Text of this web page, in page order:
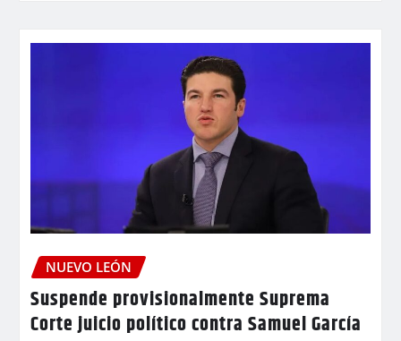
NUEVO LEÓN
Suspende provisionalmente Suprema
Corte juicio político contra Samuel García